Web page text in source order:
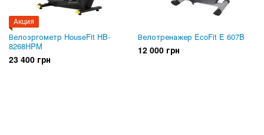
Акция
Велоэргометр HouseFit HB-
8268HPM
23 400 грн
Велотренажер EcoFit E 607B
12 000 грн